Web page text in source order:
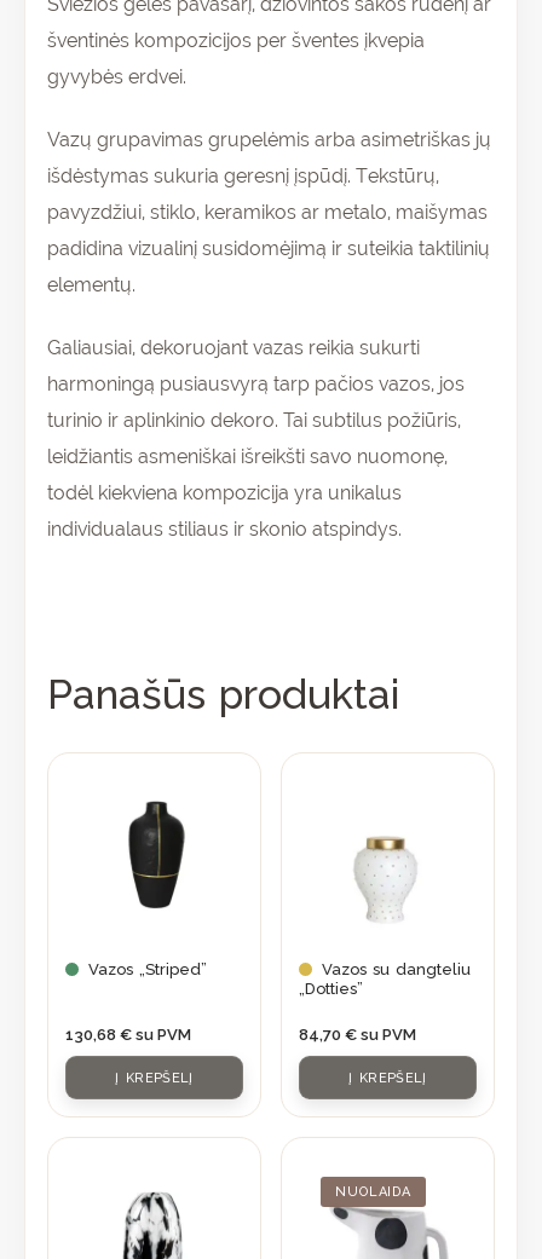
šventinės kompozicijos per šventes įkvepia
gyvybės erdvei.
Vazų grupavimas grupelėmis arba asimetriškas jų
išdėstymas sukuria geresnį įspūdį. Tekstūrų,
pavyzdžiui, stiklo, keramikos ar metalo, maišymas
padidina vizualinį susidomėjimą ir suteikia taktilinių
elementų.
Galiausiai, dekoruojant vazas reikia sukurti
harmoningą pusiausvyrą tarp pačios vazos, jos
turinio ir aplinkinio dekoro. Tai subtilus požiūris,
leidžiantis asmeniškai išreikšti savo nuomonę,
todėl kiekviena kompozicija yra unikalus
individualaus stiliaus ir skonio atspindys.
Panašūs produktai
Vazos „Striped”
130,68 € su PVM
Į KREPŠELĮ
Vazos su dangteliu
„Dotties”
84,70 € su PVM
Į KREPŠELĮ
NUOLAIDA
was:
72,60 €.
is:
59,95 €.